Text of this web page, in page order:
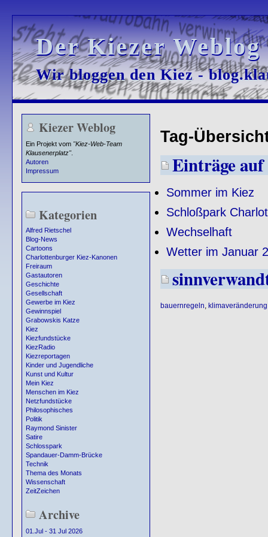
Der Kiezer
Der Kiezer
Wir bloggen den Kiez -
Wir bloggen den Kiez -
Kiezer Weblog
Ein Projekt vom "Kiez-Web-Team
Klausenerplatz".
Autoren
Impressum
Kategorien
Alfred Rietschel
Blog-News
Cartoons
Charlottenburger Kiez-Kanonen
Freiraum
Gastautoren
Geschichte
Gesellschaft
Gewerbe im Kiez
Gewinnspiel
Grabowskis Katze
Kiez
Kiezfundstücke
KiezRadio
Kiezreportagen
Kinder und Jugendliche
Kunst und Kultur
Mein Kiez
Menschen im Kiez
Netzfundstücke
Philosophisches
Politik
Raymond Sinister
Satire
Schlosspark
Spandauer-Damm-Brücke
Technik
Thema des Monats
Wissenschaft
ZeitZeichen
Archive
01.Jul - 31 Jul 2026
Tag-
Einträge
Sommer im Kiez
Schloßpark
Wechselhaft
Wetter im Januar
bauernregeln klimaveränderung